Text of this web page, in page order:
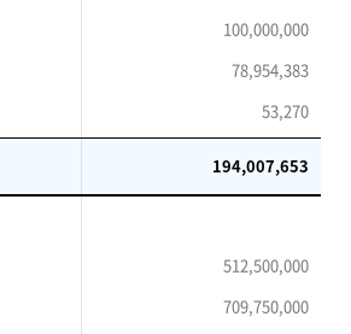
100,000,000
78,954,383
53,270
194,007,653
512,500,000
709,750,000